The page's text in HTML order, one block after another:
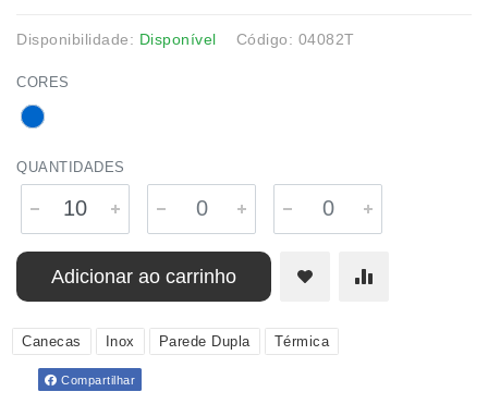
Disponibilidade: Disponível Código: 04082T
CORES
QUANTIDADES
Adicionar ao carrinho
Canecas Inox Parede Dupla Térmica
Compartilhar